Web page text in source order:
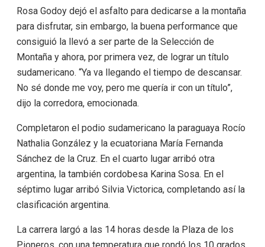
Rosa Godoy dejó el asfalto para dedicarse a la montaña
para disfrutar, sin embargo, la buena performance que
consiguió la llevó a ser parte de la Selección de
Montaña y ahora, por primera vez, de lograr un título
sudamericano. “Ya va llegando el tiempo de descansar.
No sé donde me voy, pero me quería ir con un título”,
dijo la corredora, emocionada.
Completaron el podio sudamericano la paraguaya Rocío
Nathalia González y la ecuatoriana María Fernanda
Sánchez de la Cruz. En el cuarto lugar arribó otra
argentina, la también cordobesa Karina Sosa. En el
séptimo lugar arribó Silvia Victorica, completando así la
clasificación argentina.
La carrera largó a las 14 horas desde la Plaza de los